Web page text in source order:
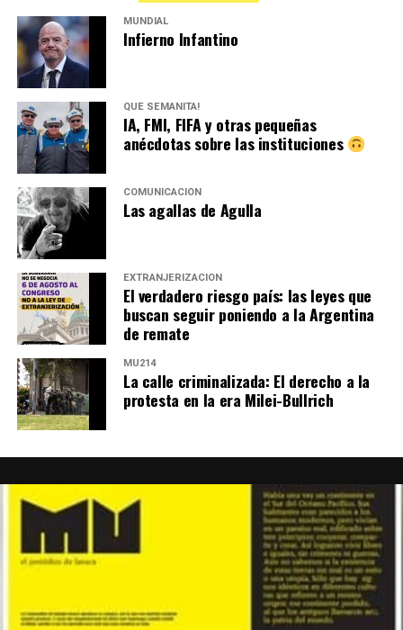
MUNDIAL
Infierno Infantino
QUÉ SEMANITA!
IA, FMI, FIFA y otras pequeñas
anécdotas sobre las instituciones
COMUNICACIÓN
Las agallas de Agulla
EXTRANJERIZACIÓN
El verdadero riesgo país: las leyes que
buscan seguir poniendo a la Argentina
de remate
MU214
La calle criminalizada: El derecho a la
protesta en la era Milei-Bullrich